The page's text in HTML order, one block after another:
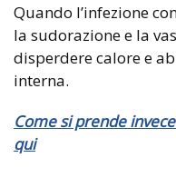
Quando l’infezione
la sudorazione e la
disperdere calore e
interna.
Come si prende
qui